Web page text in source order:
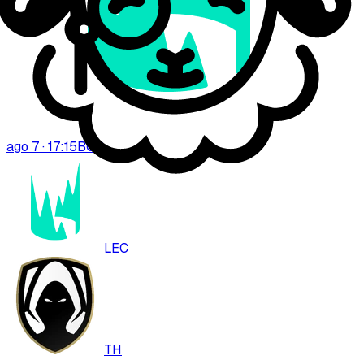
ago 7 · 17:15BO 3
LEC
TH